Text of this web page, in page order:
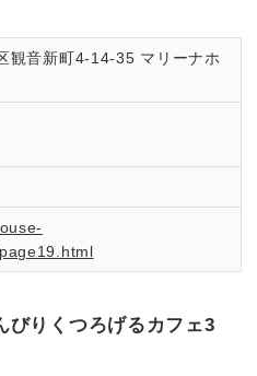
観音新町4-14-35 マリーナホ
びりくつろげるカフェ3